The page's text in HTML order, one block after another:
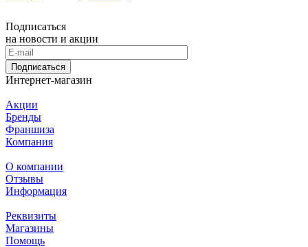
Подписаться
на новости и акции
Подписаться
Интернет-магазин
Акции
Бренды
Франшиза
Компания
О компании
Отзывы
Информация
Реквизиты
Магазины
Помощь